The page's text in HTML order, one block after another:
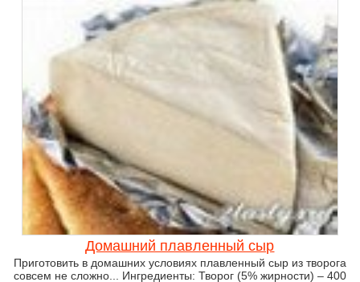
Домашний плавленный сыр
Приготовить в домашних условиях плавленный сыр из творога
совсем не сложно... Ингредиенты: Творог (5% жирности) – 400